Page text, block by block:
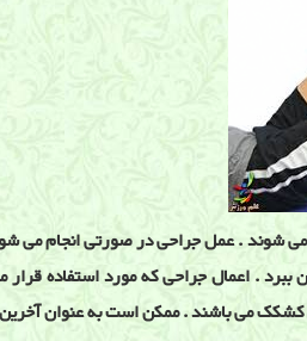
می شوند . عمل جراحی در صورتی انجام می
ببرد . اعمال جراحی که مورد استفاده
می باشند . ممکن است به عنوان آخرین